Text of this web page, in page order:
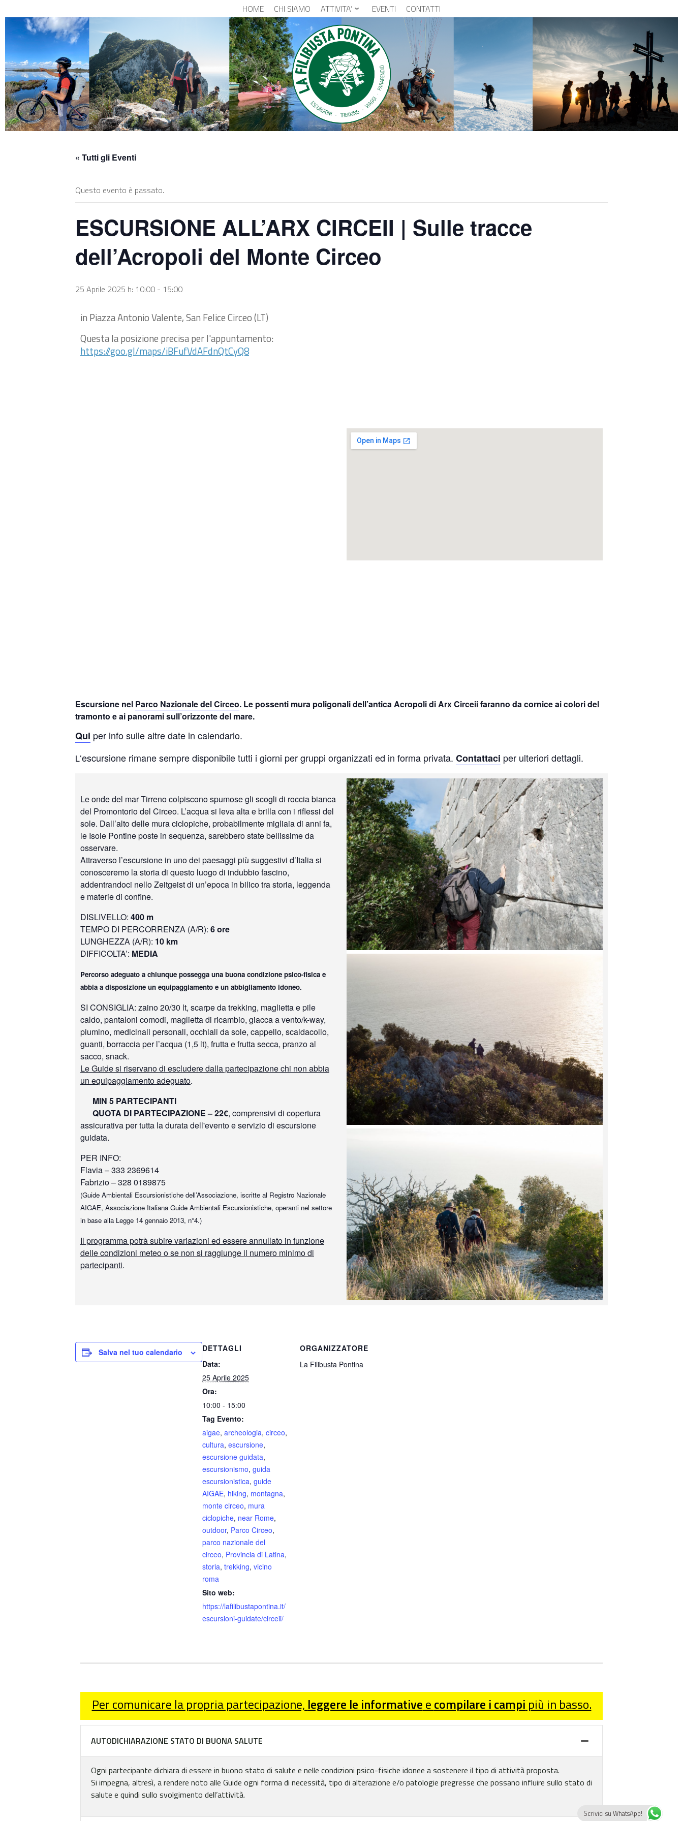
to
content
HOME CHI SIAMO ATTIVITA’ EVENTI CONTATTI
« Tutti gli Eventi
Questo evento è passato.
ESCURSIONE ALL’ARX CIRCEII | Sulle tracce
dell’Acropoli del Monte Circeo
25 Aprile 2025 h: 10:00 - 15:00
in Piazza Antonio Valente, San Felice Circeo (LT)
Questa la posizione precisa per l'appuntamento:
https://goo.gl/maps/iBFufVdAFdnQtCyQ8
Escursione nel Parco Nazionale del Circeo. Le possenti mura poligonali dell’antica Acropoli di Arx Circeii faranno da cornice ai colori del
tramonto e ai panorami sull’orizzonte del mare.
Qui per info sulle altre date in calendario.
L‘escursione rimane sempre disponibile tutti i giorni per gruppi organizzati ed in forma privata. Contattaci per ulteriori dettagli.
Le onde del mar Tirreno colpiscono spumose gli scogli di roccia bianca
del Promontorio del Circeo. L’acqua si leva alta e brilla con i riflessi del
sole. Dall’alto delle mura ciclopiche, probabilmente migliaia di anni fa,
le Isole Pontine poste in sequenza, sarebbero state bellissime da
osservare.
Attraverso l’escursione in uno dei paesaggi più suggestivi d’Italia si
conosceremo la storia di questo luogo di indubbio fascino,
addentrandoci nello Zeitgeist di un’epoca in bilico tra storia, leggenda
e materie di confine.
DISLIVELLO: 400 m
TEMPO DI PERCORRENZA (A/R): 6 ore
LUNGHEZZA (A/R): 10 km
DIFFICOLTA’: MEDIA
Percorso adeguato a chiunque possegga una buona condizione psico-fisica e
abbia a disposizione un equipaggiamento e un abbigliamento idoneo.
SI CONSIGLIA: zaino 20/30 lt, scarpe da trekking, maglietta e pile
caldo, pantaloni comodi, maglietta di ricambio, giacca a vento/k-way,
piumino, medicinali personali, occhiali da sole, cappello, scaldacollo,
guanti, borraccia per l’acqua (1,5 lt), frutta e frutta secca, pranzo al
sacco, snack.
Le Guide si riservano di escludere dalla partecipazione chi non abbia
un equipaggiamento adeguato.
MIN 5 PARTECIPANTI
QUOTA DI PARTECIPAZIONE – 22€, comprensivi di copertura
assicurativa per tutta la durata dell'evento e servizio di escursione
guidata.
PER INFO:
Flavia – 333 2369614
Fabrizio – 328 0189875
(Guide Ambientali Escursionistiche dell’Associazione, iscritte al Registro Nazionale
AIGAE, Associazione Italiana Guide Ambientali Escursionistiche, operanti nel settore
in base alla Legge 14 gennaio 2013, n°4.)
Il programma potrà subire variazioni ed essere annullato in funzione
delle condizioni meteo o se non si raggiunge il numero minimo di
partecipanti.
Salva nel tuo calendario
DETTAGLI
Data:
25 Aprile 2025
Ora:
10:00 - 15:00
Tag Evento:
aigae, archeologia, circeo,
cultura, escursione,
escursione guidata,
escursionismo, guida
escursionistica, guide
AIGAE, hiking, montagna,
monte circeo, mura
ciclopiche, near Rome,
outdoor, Parco Circeo,
parco nazionale del
circeo, Provincia di Latina,
storia, trekking, vicino
roma
Sito web:
https://lafilibustapontina.it/
escursioni-guidate/circeii/
ORGANIZZATORE
La Filibusta Pontina
Per comunicare la propria partecipazione, leggere le informativeecompilare i campi più in basso.
AUTODICHIARAZIONE STATO DI BUONA SALUTE
Ogni partecipante dichiara di essere in buono stato di salute e nelle condizioni psico-fisiche idonee a sostenere il tipo di attività proposta.
Si impegna, altresì, a rendere noto alle Guide ogni forma di necessità, tipo di alterazione e/o patologie pregresse che possano influire sullo stato di
salute e quindi sullo svolgimento dell’attività.
Scrivici su WhatsApp!